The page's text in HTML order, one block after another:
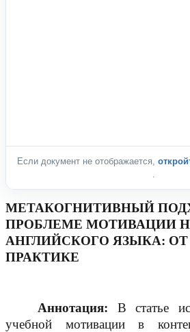
Если документ не отображается,
МЕТАКОГНИТИВНЫЙ
ПРОБЛЕМЕ МОТИВАЦИИ
АНГЛИЙСКОГО ЯЗЫКА:
ПРАКТИКЕ
Аннотация: В статье
учебной мотивации в